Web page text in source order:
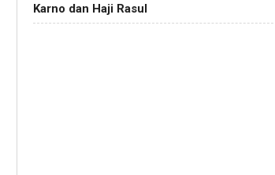
Karno dan Haji Rasul